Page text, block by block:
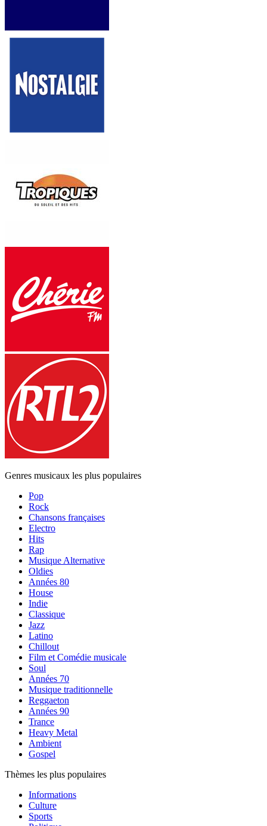
Genres musicaux les plus populaires
Pop
Rock
Chansons françaises
Electro
Hits
Rap
Musique Alternative
Oldies
Années 80
House
Indie
Classique
Jazz
Latino
Chillout
Film et Comédie musicale
Soul
Années 70
Musique traditionnelle
Reggaeton
Années 90
Trance
Heavy Metal
Ambient
Gospel
Thèmes les plus populaires
Informations
Culture
Sports